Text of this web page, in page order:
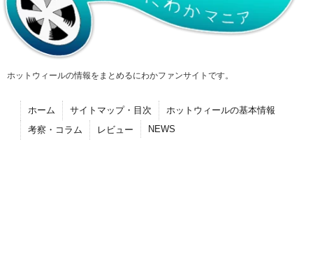
ホットウィールの情報をまとめるにわかファンサイトです。
ホーム サイトマップ・目次
ホットウィールの基本情報
考察・コラム
レビュー NEWS